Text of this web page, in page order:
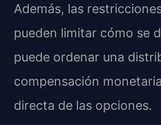
Además, las
pueden limitar cómo se
puede ordenar una
compensación
directa de las opciones.